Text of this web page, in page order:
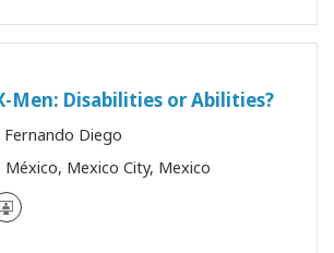
Men: Disabilities or Abilities?
Fernando Diego
México, Mexico City, Mexico